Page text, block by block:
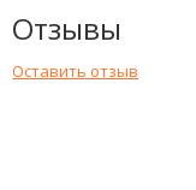
Отзывы
Оставить отзыв